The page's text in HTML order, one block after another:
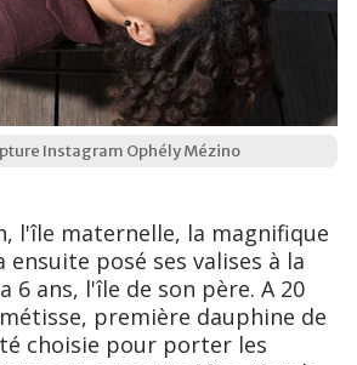
Instagram Ophély Mézino
l'île maternelle, la magnifique
ensuite posé ses valises à la
6 ans, l'île de son père. A 20
première dauphine de
choisie pour porter les